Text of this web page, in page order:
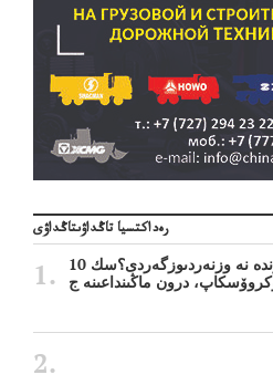
رەداكتسيا تاڭداۋىتاڭداۋى
10 كۇندە نە وزنەردىوزگەردى؟سك